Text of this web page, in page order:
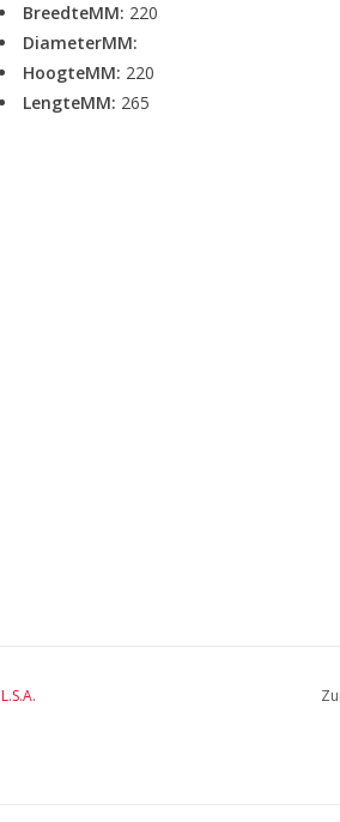
BreedteMM: 220
DiameterMM:
HoogteMM: 220
LengteMM: 265
L.S.A.